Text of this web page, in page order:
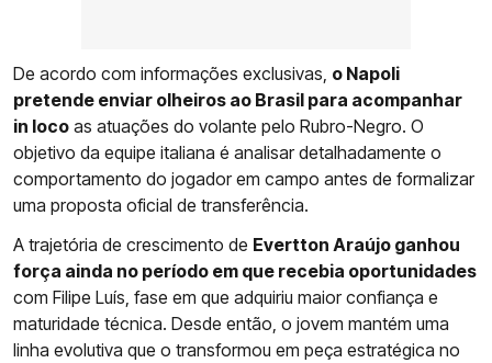
De acordo com informações exclusivas, o Napoli
pretende enviar olheiros ao Brasil para acompanhar
in loco as atuações do volante pelo Rubro-Negro. O
objetivo da equipe italiana é analisar detalhadamente o
comportamento do jogador em campo antes de formalizar
uma proposta oficial de transferência.
A trajetória de crescimento de Evertton Araújo ganhou
força ainda no período em que recebia oportunidades
com Filipe Luís, fase em que adquiriu maior confiança e
maturidade técnica. Desde então, o jovem mantém uma
linha evolutiva que o transformou em peça estratégica no